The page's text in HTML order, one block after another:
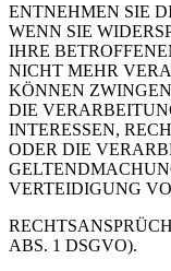
ENTNEHMEN SIE
WENN SIE
IHRE
NICHT MEHR
KÖNNEN
DIE
INTERESSEN,
ODER DIE
VERTEIDIGUNG
ABS. 1 DSGVO).